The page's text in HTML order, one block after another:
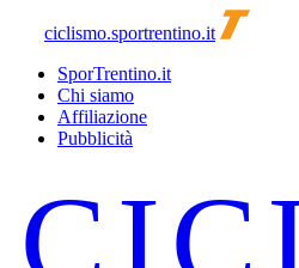
ciclismo.sportrentino.it
SporTrentino.it
Chi siamo
Affiliazione
Pubblicità